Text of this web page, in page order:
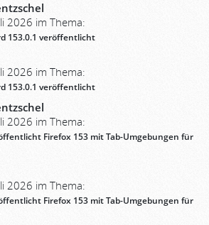
2026 im Thema:
153.0.1 veröffentlicht
2026 im Thema:
153.0.1 veröffentlicht
2026 im Thema:
Firefox 153 mit Tab-Umgebungen für
2026 im Thema:
Firefox 153 mit Tab-Umgebungen für